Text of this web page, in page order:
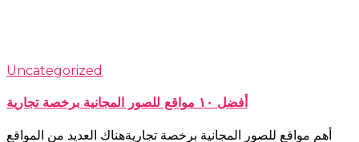
Uncategorized
أفضل ١٠ مواقع للصور المجانية برخصة تجارية
أهم مواقع للصور المجانية برخصة تجاريةهناك العديد من المواقع